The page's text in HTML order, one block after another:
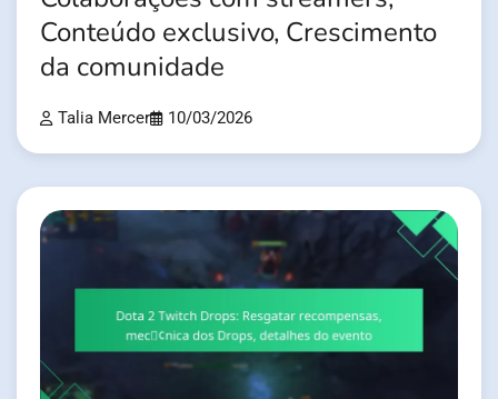
Conteúdo exclusivo, Crescimento
da comunidade
Talia Mercer 10/03/2026